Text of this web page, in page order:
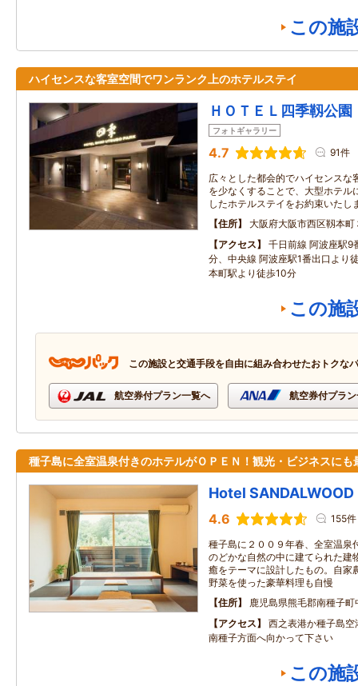
この施
ハイセンスな客室空間でワンランク上のホテルステイ
ＨＯＴＥＬ四季靱公園
フォトギャラリー
4.7 91件
広々とした都会的でハイセンスな
を少なくすることで、大型ホテル
したホテルステイをお約束いたし
住所
大阪府大阪市西区靱本町
アクセス
千日前線 阿波座駅9
分、中央線 阿波座駅1番出口より
本町駅より徒歩10分
この施
この施設と交通手段を自由に組み合わせたおトクな
航空券付プラン一覧へ 航空券付プラ
種子島に全室温泉付きのホテルがＯＰＥＮ！観光・ビジネスにも
Hotel SANDALWOOD
4.6 155件
種子島に２００９年春、全室温泉
のどかな自然の中に建てられた建
癒をテーマに設計したもの。自家
野菜を使った豪華料理も自慢
住所
鹿児島県熊毛郡南種子
アクセス
西之表港か種子島
南種子方面へ向かって下さい
この施